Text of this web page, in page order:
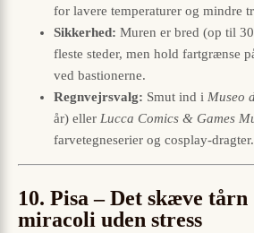
for lavere temperaturer og mindre
Sikkerhed: Muren er bred (op til
fleste steder, men hold fartgrænse
ved bastionerne.
Regnvejrsvalg: Smut ind i Museo
år) eller Lucca Comics & Games
farvetegneserier og cosplay-dragter.
10. Pisa – Det skæve
miracoli uden stress